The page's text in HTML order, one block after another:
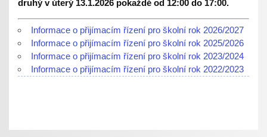
druhý v úterý 13.1.2026 pokaždé od 12:00 do 17:00.
Informace o přijímacím řízení pro školní rok 2026/2027
Informace o přijímacím řízení pro školní rok 2025/2026
Informace o přijímacím řízení pro školní rok 2023/2024
Informace o přijímacím řízení pro školní rok 2022/2023